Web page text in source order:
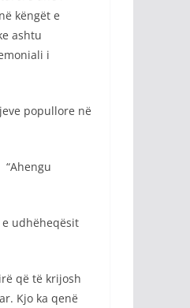
këngët e
ashtu
i
popullore në
udhëheqësit
që të krijosh
Kjo ka qenë